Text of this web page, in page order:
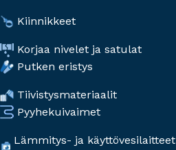
Kiinnikkeet
Korjaa nivelet ja satulat
Putken eristys
Tiivistysmateriaalit
Pyyhekuivaimet
Lämmitys- ja käyttövesilaitteet